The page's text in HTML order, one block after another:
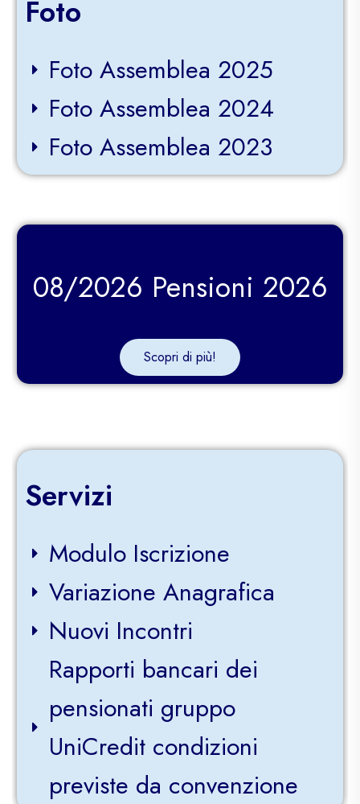
Foto
Foto Assemblea 2025
Foto Assemblea 2024
Foto Assemblea 2023
08/2026 Pensioni 2026
Scopri di più!
Servizi
Modulo Iscrizione
Variazione Anagrafica
Nuovi Incontri
Rapporti bancari dei
pensionati gruppo
UniCredit condizioni
previste da convenzione